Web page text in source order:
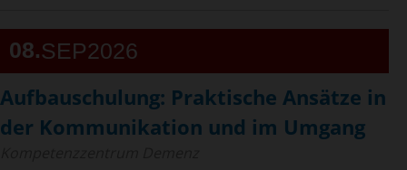
08 SEP2026
Aufbauschulung: Praktische Ansätze in
der Kommunikation und im Umgang